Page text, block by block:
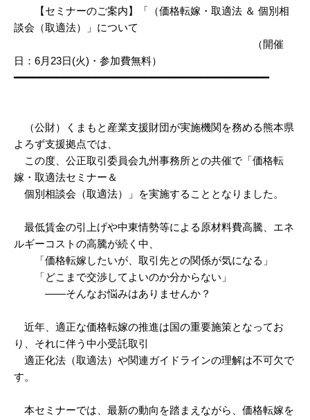
【セミナーのご案内】「（価格転嫁・取適法 ＆ 個別相
談会（取適法）」について
（開催
日：6月23日(火)・参加費無料）
━━━━━━━━━━━━━━━━━━━━━━━━━━━━━━━━━━━━━━━━━
（公財）くまもと産業支援財団が実施機関を務める熊本県
よろず支援拠点では、
この度、公正取引委員会九州事務所との共催で「価格転
嫁・取適法セミナー＆
個別相談会（取適法）」を実施することとなりました。
最低賃金の引上げや中東情勢等による原材料費高騰、エネ
ルギーコストの高騰が続く中、
「価格転嫁したいが、取引先との関係が気になる」
「どこまで交渉してよいのか分からない」
――そんなお悩みはありませんか？
近年、適正な価格転嫁の推進は国の重要施策となってお
り、それに伴う中小受託取引
適正化法（取適法）や関連ガイドラインの理解は不可欠で
す。
本セミナーでは、最新の動向を踏まえながら、価格転嫁を